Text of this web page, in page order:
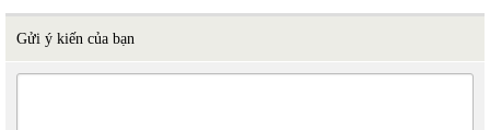
Gửi ý kiến của bạn